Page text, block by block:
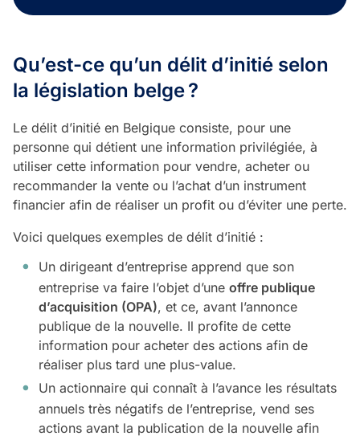
Qu’est-ce qu’un délit d’initié selon
la législation belge?
Le délit d’initié en Belgique consiste, pour une
personne qui détient une information privilégiée, à
utiliser cette information pour vendre, acheter ou
recommander la vente ou l’achat d’un instrument
financier afin de réaliser un profit ou d’éviter une perte.
Voici quelques exemples de délit d’initié :
Un dirigeant d’entreprise apprend que son
entreprise va faire l’objet d’une offre publique
d’acquisition (OPA), et ce, avant l’annonce
publique de la nouvelle. Il profite de cette
information pour acheter des actions afin de
réaliser plus tard une plus-value.
Un actionnaire qui connaît à l’avance les résultats
annuels très négatifs de l’entreprise, vend ses
actions avant la publication de la nouvelle afin